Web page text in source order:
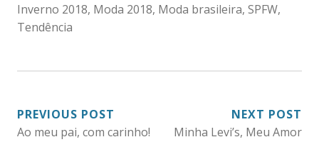
Inverno 2018, Moda 2018, Moda brasileira, SPFW,
Tendência
NAVEGAÇÃO
DE
PREVIOUS POST
Ao meu pai, com carinho!
NEXT POST
Minha Levi’s, Meu Amor